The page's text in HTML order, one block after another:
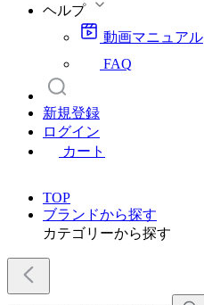
ヘルプ
動画マニュアル
FAQ
新規登録
ログイン
カート
TOP
ブランドから探す
カテゴリーから探す